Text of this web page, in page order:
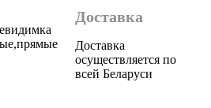
Доставка
Доставка
осуществляется по
всей Беларуси